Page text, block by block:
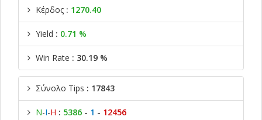
Κέρδος : 1270.40
Yield : 0.71 %
Win Rate : 30.19 %
Σύνολο Tips : 17843
Ν-Ι-Η : 5386 - 1 - 12456